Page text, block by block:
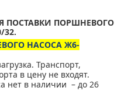
ПОСТАВКИ ПОРШНЕВОГО
32.
НАСОСА Ж6-
Транспорт,
в цену не входят.
нет в наличии – до 26